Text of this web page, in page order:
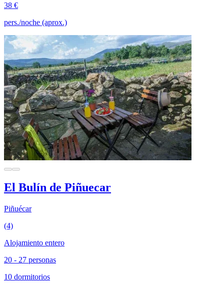
38 €
pers./noche (aprox.)
El Bulín de Piñuecar
Piñuécar
(4)
Alojamiento entero
20 - 27 personas
10 dormitorios